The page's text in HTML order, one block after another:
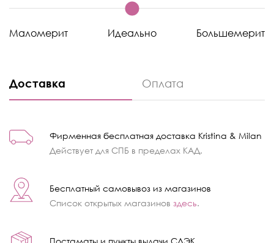
Маломерит Идеально Большемерит
Доставка Оплата
Фирменная бесплатная доставка Kristina & Milan
Действует для СПБ в пределах КАД.
Бесплатный самовывоз из магазинов
Список открытых магазинов здесь.
Постаматы и пункты выдачи СДЭК